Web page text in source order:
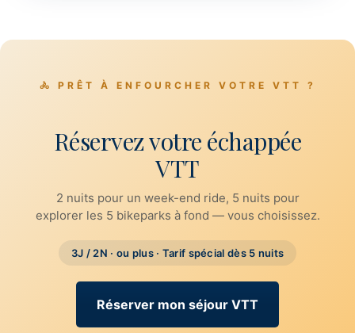
🚴 PRÊT À ENFOURCHER VOTRE VTT ?
Réservez votre échappée
VTT
2 nuits pour un week-end ride, 5 nuits pour
explorer les 5 bikeparks à fond — vous choisissez.
3J / 2N · ou plus · Tarif spécial dès 5 nuits
Réserver mon séjour VTT